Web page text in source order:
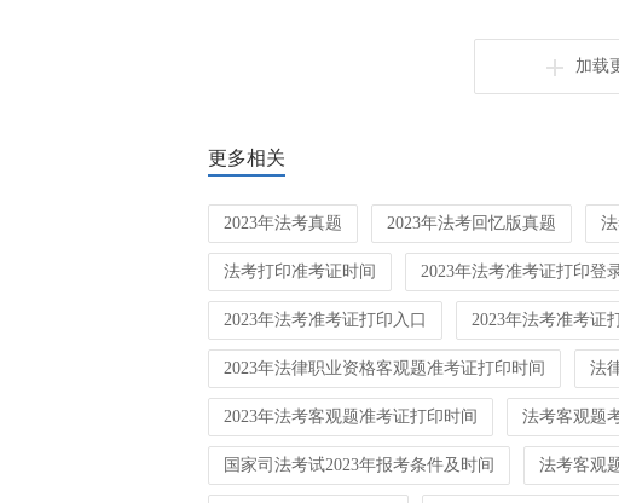
加载
更多相关
2023年法考真题 2023年法考回忆版真题
法考打印准考证时间 2023年法考准考证打印登
2023年法考准考证打印入口 2023年法考准考证
2023年法律职业资格客观题准考证打印时间 法
2023年法考客观题准考证打印时间 法考客观题
国家司法考试2023年报考条件及时间 法考客观